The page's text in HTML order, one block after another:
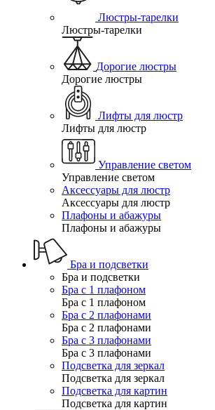
Люстры-тарелки
Люстры-тарелки
Дорогие люстры
Дорогие люстры
Лифты для люстр
Лифты для люстр
Управление светом
Управление светом
Аксессуары для люстр
Аксессуары для люстр
Плафоны и абажуры
Плафоны и абажуры
Бра и подсветки
Бра и подсветки
Бра с 1 плафоном
Бра с 1 плафоном
Бра с 2 плафонами
Бра с 2 плафонами
Бра с 3 плафонами
Бра с 3 плафонами
Подсветка для зеркал
Подсветка для зеркал
Подсветка для картин
Подсветка для картин